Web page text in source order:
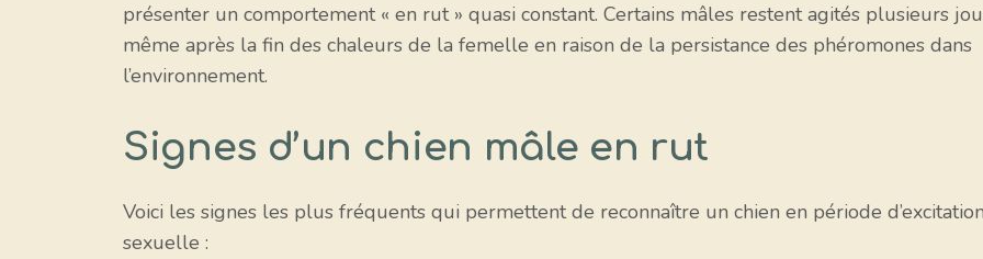
présenter un comportement « en rut » quasi constant. Certains mâles restent agités plusieurs
même après la fin des chaleurs de la femelle en raison de la persistance des phéromones dans
l’environnement.
Signes d’un chien mâle en rut
Voici les signes les plus fréquents qui permettent de reconnaître un chien en période
sexuelle :